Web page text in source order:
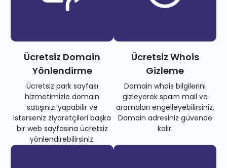
Ücretsiz Domain
Yönlendirme
Ücretsiz park sayfası
hizmetimizle domain
satışınızı yapabilir ve
isterseniz ziyaretçileri başka
bir web sayfasına ücretsiz
yönlendirebilirsiniz.
Ücretsiz Whois
Gizleme
Domain whois bilgilerini
gizleyerek spam mail ve
aramaları engelleyebilirsiniz.
Domain adresiniz güvende
kalır.